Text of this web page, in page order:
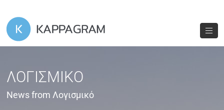
ΛΟΓΙΣΜΙΚΌ
News from Λογισμικό